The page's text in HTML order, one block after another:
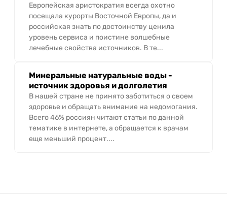
Европейская аристократия всегда охотно
посещала курорты Восточной Европы, да и
российская знать по достоинству ценила
уровень сервиса и поистине волшебные
лечебные свойства источников. В те...
Минеральные натуральные воды -
источник здоровья и долголетия
В нашей стране не принято заботиться о своем
здоровье и обращать внимание на недомогания.
Всего 46% россиян читают статьи по данной
тематике в интернете, а обращается к врачам
еще меньший процент....